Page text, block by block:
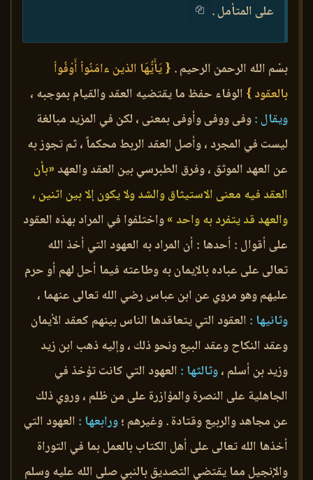
على المتأمل .
بسْم الله الرحمن الرحيم . { يَأَيُّهَا الذين ءامَنُواْ أَوْفُواْ
بالعقود } الوفاء حفظ ما يقتضيه العقد والقيام بموجبه ،
ويقال :وفى ووفى وأوفى بمعنى ، لكن في المزيد مبالغة
ليست في المجرد ، وأصل العقد الربط محكماً ، ثم تجوز به
عن العهد الموثق ، وفرق الطبرسي بين العقد والعهد «بأن
العقد فيه معنى الاستيثاق والشد ولا يكون إلا بين اثنين ،
والعهد قد يتفرد به واحد »واختلفوا في المراد بهذه العقود
على أقوال : أحدها : أن المراد به العهود التي أخذ الله
تعالى على عباده بالإيمان به وطاعته فيما أحل لهم أو حرم
عليهم وهو مروي عن ابن عباس رضي الله تعالى عنهما ،
وثانيها : العقود التي يتعاقدها الناس بينهم كعقد الأيمان
وعقد النكاح وعقد البيع ونحو ذلك ، وإليه ذهب ابن زيد
وزيد بن أسلم ،وثالثها : العهود التي كانت تؤخذ في
الجاهلية على النصرة والمؤازرة على من ظلم ، وروي ذلك
عن مجاهد والربيع وقتادة . وغيرهم ؛ورابعها : العهود التي
أخذها الله تعالى على أهل الكتاب بالعمل بما في التوراة
والإنجيل مما يقتضي التصديق بالنبي صلى الله عليه وسلم